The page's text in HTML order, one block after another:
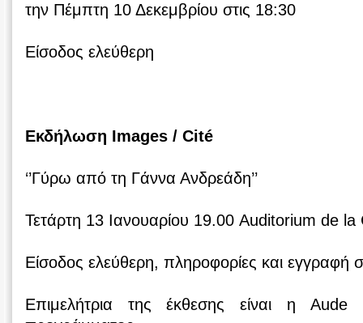
την Πέμπτη 10 Δεκεμβρίου στις 18:30
Είσοδος ελεύθερη
Εκδήλωση Images / Cité
‘’Γύρω από τη Γάννα Ανδρεάδη’’
Τετάρτη 13 Ιανουαρίου 19.00 Auditorium de la
Είσοδος ελεύθερη, πληροφορίες και εγγραφή
Επιμελήτρια της έκθεσης είναι η